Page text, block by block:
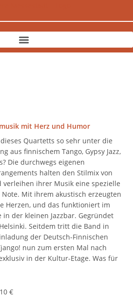
mit Herz und Humor
Quartetts so sehr unter die
aus finnischem Tango, Gypsy Jazz,
Die durchwegs eigenen
halten den Stilmix von
verleihen ihrer Musik eine spezielle
Mit ihrem akustisch erzeugten
Herzen, und das funktioniert im
der kleinen Jazzbar. Gegründet
Seitdem tritt die Band in
der Deutsch-Finnischen
nun zum ersten Mal nach
in der Kultur-Etage. Was für
€